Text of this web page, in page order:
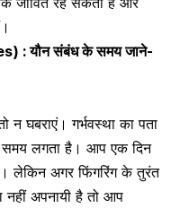
: यौन संबंध के समय जाने-
घबराएं। गर्भवस्था का पता
लगता है। आप एक दिन
लेकिन अगर फिंगरिंग के तुरंत
अपनायी है तो आप